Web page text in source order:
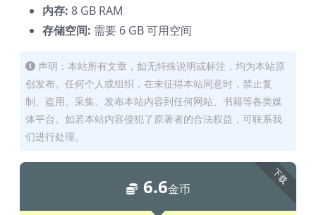
内存: 8 GB RAM
存储空间: 需要 6 GB 可用空间
声明：本站所有文章，如无特殊说明或标注，均为本站原
创发布。任何个人或组织，在未征得本站同意时，禁止复
制、盗用、采集、发布本站内容到任何网站、书籍等各类媒
体平台。如若本站内容侵犯了原著者的合法权益，可联系我
们进行处理。
下载
6.6金币